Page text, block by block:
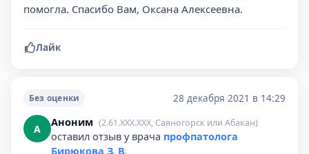
помогла. Спасибо Вам, Оксана Алексеевна.
Лайк
Без оценки 28 декабря 2021 в 14:29
А Аноним (2.61.XXX.XXX, Саяногорск или Абакан)
оставил отзыв у врача профпатолога
Бирюкова З. В.